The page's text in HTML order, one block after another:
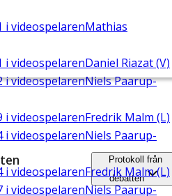
i videospelarenMathias
i videospelarenDaniel Riazat (V)
i videospelarenNiels Paarup-
i videospelarenFredrik Malm (L)
i videospelarenNiels Paarup-
i videospelarenFredrik Malm (L)
i videospelarenNiels Paarup-
Protokoll från
debatten